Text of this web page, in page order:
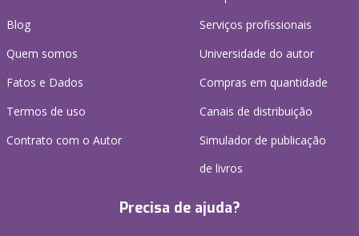
Blog
Quem somos
Fatos e Dados
Termos de uso
Contrato com o Autor
Serviços profissionais
Universidade do autor
Compras em quantidade
Canais de distribuição
Simulador de publicação
de livros
Precisa de ajuda?